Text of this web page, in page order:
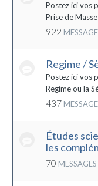
Postez ici vos
Prise de Masse
922
Regime /
Postez ici vos
Regime ou la
437
Études
les
70 MESSAGES